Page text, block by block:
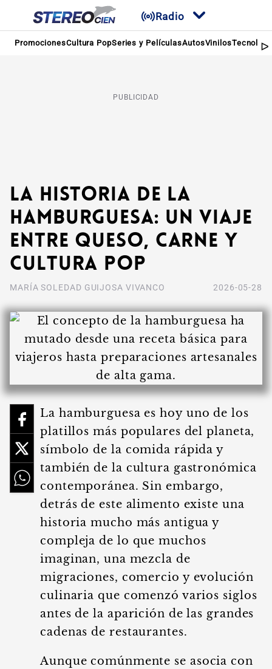
Radio
PromocionesCultura PopSeries y PelículasAutosVinilos
PUBLICIDAD
La historia de la
hamburguesa: un viaje
entre queso, carne y
cultura pop
MARÍA SOLEDAD GUIJOSA VIVANCO 2026-05-28
La hamburguesa es hoy uno de los
platillos más populares del planeta,
símbolo de la comida rápida y
también de la cultura gastronómica
contemporánea. Sin embargo,
detrás de este alimento existe una
historia mucho más antigua y
compleja de lo que muchos
imaginan, una mezcla de
migraciones, comercio y evolución
culinaria que comenzó varios siglos
antes de la aparición de las grandes
cadenas de restaurantes.
Aunque comúnmente se asocia con